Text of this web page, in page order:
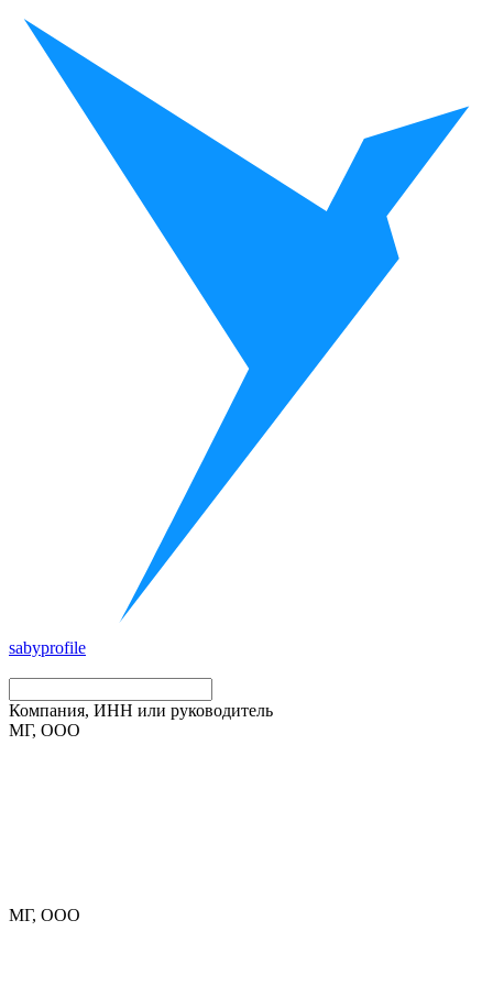
sabyprofile
Компания, ИНН или руководитель
МГ, ООО
МГ, ООО